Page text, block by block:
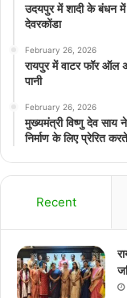
उदयपुर में शादी के बंधन में
देवरकोंडा
February 26, 2026
रायपुर में वाटर फॉर ऑल
पानी
February 26, 2026
मुख्यमंत्री विष्णु देव साय
निर्माण के लिए प्रेरित
Recent